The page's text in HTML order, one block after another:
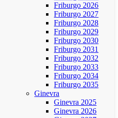
Friburgo 2026
Friburgo 2027
Friburgo 2028
Friburgo 2029
Friburgo 2030
Friburgo 2031
Friburgo 2032
Friburgo 2033
Friburgo 2034
Friburgo 2035
Ginevra
Ginevra 2025
Ginevra 2026